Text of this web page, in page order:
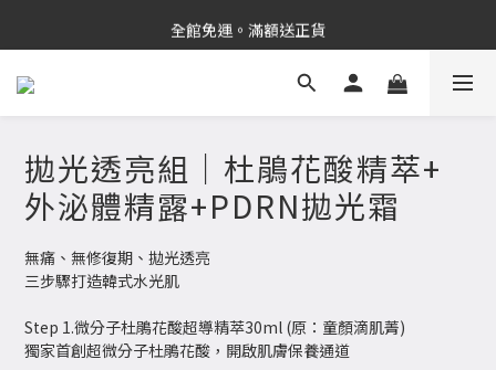
新品上市✨PDRN抗老精華
全館免運。滿額送正貨
新品上市✨PDRN抗老精華
拋光透亮組｜杜鵑花酸精萃+
外泌體精露+PDRN拋光霜
無痛、無修復期、拋光透亮
三步驟打造韓式水光肌
Step 1.微分子杜鵑花酸超導精萃30ml (原：童顏滴肌菁)
獨家首創超微分子杜鵑花酸，開啟肌膚保養通道